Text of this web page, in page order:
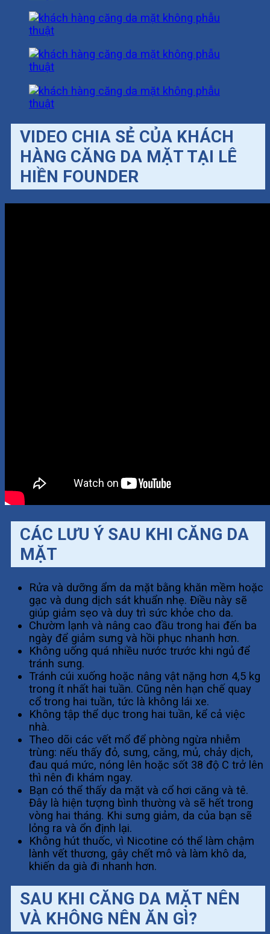
VIDEO CHIA SẺ CỦA KHÁCH
HÀNG CĂNG DA MẶT TẠI LÊ
HIỀN FOUNDER
CÁC LƯU Ý SAU KHI CĂNG DA
MẶT
Rửa và dưỡng ẩm da mặt bằng khăn mềm hoặc
gạc và dung dịch sát khuẩn nhẹ. Điều này sẽ
giúp giảm sẹo và duy trì sức khỏe cho da.
Chườm lạnh và nâng cao đầu trong hai đến ba
ngày để giảm sưng và hồi phục nhanh hơn.
Không uống quá nhiều nước trước khi ngủ để
tránh sưng.
Tránh cúi xuống hoặc nâng vật nặng hơn 4,5 kg
trong ít nhất hai tuần. Cũng nên hạn chế quay
cổ trong hai tuần, tức là không lái xe.
Không tập thể dục trong hai tuần, kể cả việc
nhà.
Theo dõi các vết mổ để phòng ngừa nhiễm
trùng: nếu thấy đỏ, sưng, căng, mủ, chảy dịch,
đau quá mức, nóng lên hoặc sốt 38 độ C trở lên
thì nên đi khám ngay.
Bạn có thể thấy da mặt và cổ hơi căng và tê.
Đây là hiện tượng bình thường và sẽ hết trong
vòng hai tháng. Khi sưng giảm, da của bạn sẽ
lỏng ra và ổn định lại.
Không hút thuốc, vì Nicotine có thể làm chậm
lành vết thương, gây chết mô và làm khô da,
khiến da già đi nhanh hơn.
SAU KHI CĂNG DA MẶT NÊN
VÀ KHÔNG NÊN ĂN GÌ?